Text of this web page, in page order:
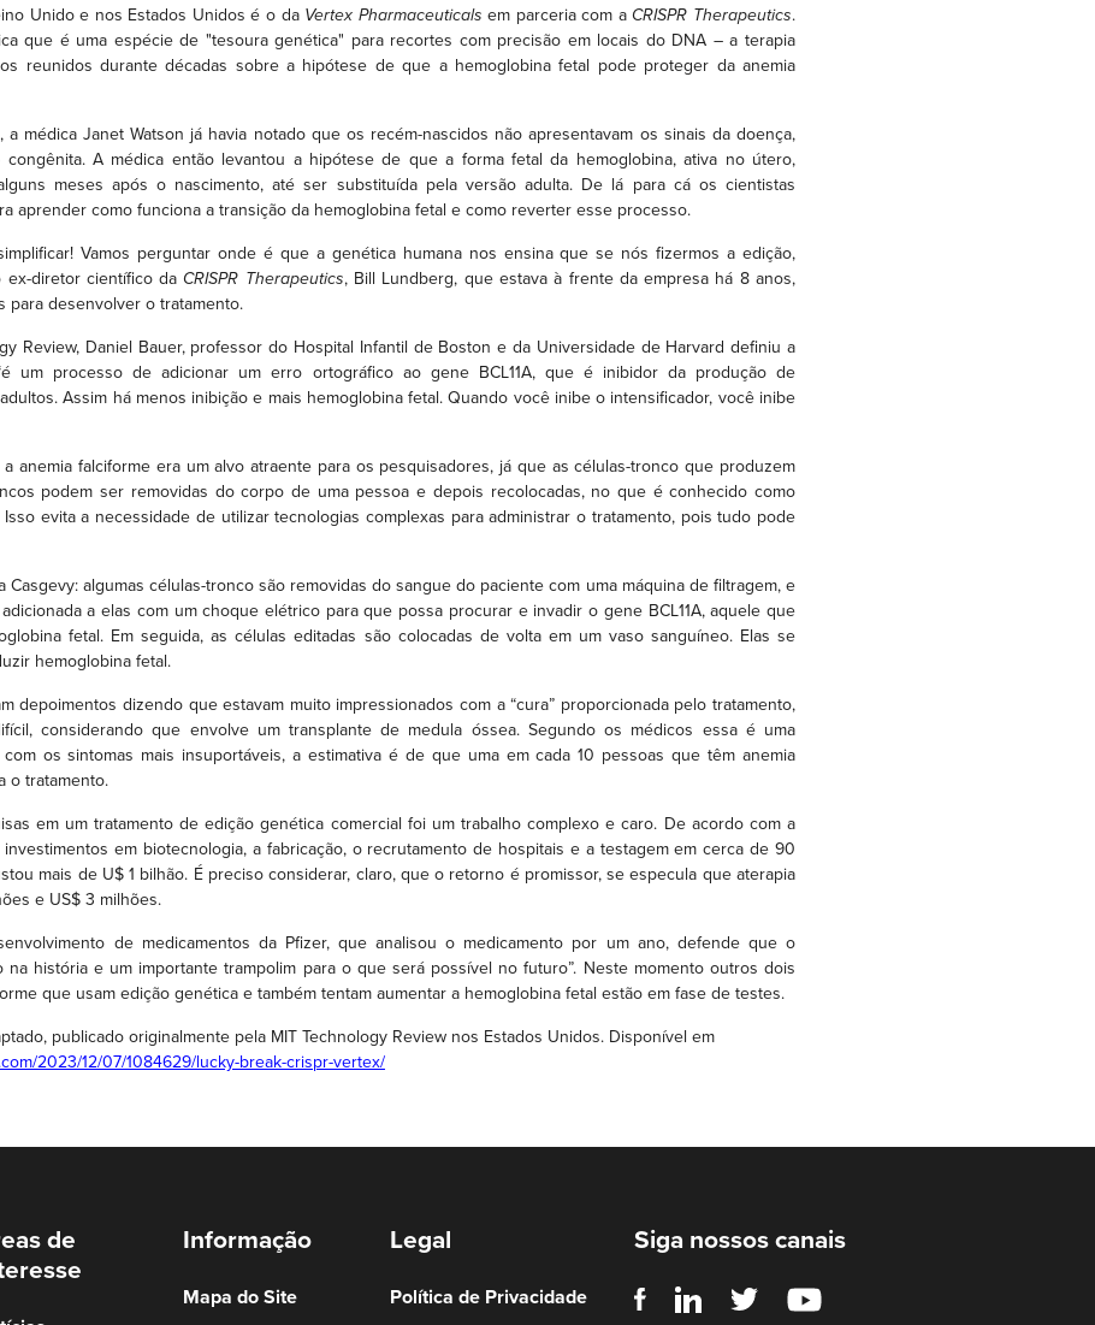
Unido e nos Estados Unidos é o da Vertex Pharmaceuticals em parceria com aCRISPR Therapeutics.
que é uma espécie de "tesoura genética" para recortes com precisão em locais do DNA – a terapia
reunidos durante décadas sobre a hipótese de que a hemoglobina fetal pode proteger da anemia
a médica Janet Watson já havia notado que os recém-nascidos não apresentavam os sinais da doença,
congênita. A médica então levantou a hipótese de que a forma fetal da hemoglobina, ativa no útero,
meses após o nascimento, até ser substituída pela versão adulta. De lá para cá os cientistas
aprender como funciona a transição da hemoglobina fetal e como reverter esse processo.
Vamos perguntar onde é que a genética humana nos ensina que se nós fizermos a edição,
ex-diretor científico daCRISPR Therapeutics, Bill Lundberg, que estava à frente da empresa há 8 anos,
para desenvolver o tratamento.
Review, Daniel Bauer, professor do Hospital Infantil de Boston e da Universidade de Harvard definiu a
um processo de adicionar um erro ortográfico ao gene BCL11A, que é inibidor da produção de
Assim há menos inibição e mais hemoglobina fetal. Quando você inibe o intensificador, você inibe
anemia falciforme era um alvo atraente para os pesquisadores, já que as células-tronco que produzem
podem ser removidas do corpo de uma pessoa e depois recolocadas, no que é conhecido como
evita a necessidade de utilizar tecnologias complexas para administrar o tratamento, pois tudo pode
Casgevy: algumas células-tronco são removidas do sangue do paciente com uma máquina de filtragem, e
a elas com um choque elétrico para que possa procurar e invadir o gene BCL11A, aquele que
fetal. Em seguida, as células editadas são colocadas de volta em um vaso sanguíneo. Elas se
hemoglobina fetal.
depoimentos dizendo que estavam muito impressionados com a “cura” proporcionada pelo tratamento,
considerando que envolve um transplante de medula óssea. Segundo os médicos essa é uma
os sintomas mais insuportáveis, a estimativa é de que uma em cada 10 pessoas que têm anemia
o tratamento.
em um tratamento de edição genética comercial foi um trabalho complexo e caro. De acordo com a
em biotecnologia, a fabricação, o recrutamento de hospitais e a testagem em cerca de 90
mais de U$ 1 bilhão. É preciso considerar, claro, que o retorno é promissor, se especula que aterapia
e US$ 3 milhões.
de medicamentos da Pfizer, que analisou o medicamento por um ano, defende que o
na história e um importante trampolim para o que será possível no futuro”. Neste momento outros dois
que usam edição genética e também tentam aumentar a hemoglobina fetal estão em fase de testes.
publicado originalmente pela MIT Technology Review nos Estados Unidos. Disponível em
2023/12/07/1084629/lucky-break-crispr-vertex/
de
Informação
Mapa do Site
Legal
Política de Privacidade
Siga nossos canais